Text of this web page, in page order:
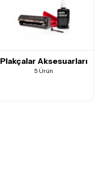
Plakçalar Aksesuarları
5 Ürün